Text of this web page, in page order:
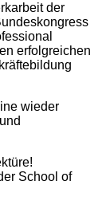
der
erfolgreichen
wieder
School of